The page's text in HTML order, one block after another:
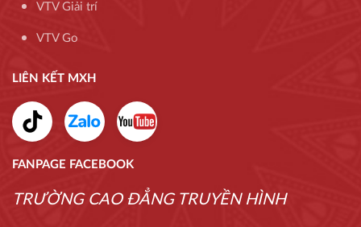
VTV Giải trí
VTV Go
LIÊN KẾT MXH
FANPAGE FACEBOOK
TRƯỜNG CAO ĐẲNG TRUYỀN HÌNH